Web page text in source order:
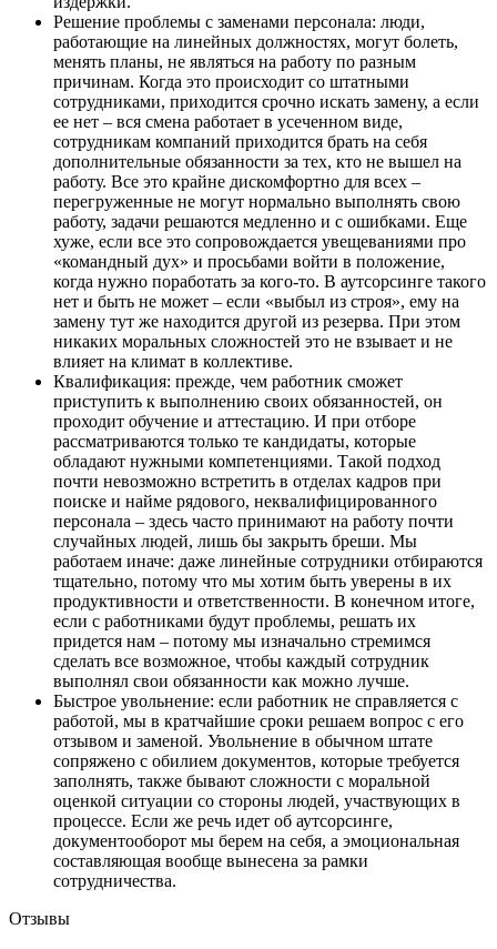
Решение проблемы с заменами персонала: люди,
работающие на линейных должностях, могут болеть,
менять планы, не являться на работу по разным
причинам. Когда это происходит со штатными
сотрудниками, приходится срочно искать замену, а если
ее нет – вся смена работает в усеченном виде,
сотрудникам компаний приходится брать на себя
дополнительные обязанности за тех, кто не вышел на
работу. Все это крайне дискомфортно для всех –
перегруженные не могут нормально выполнять свою
работу, задачи решаются медленно и с ошибками. Еще
хуже, если все это сопровождается увещеваниями про
«командный дух» и просьбами войти в положение,
когда нужно поработать за кого-то. В аутсорсинге такого
нет и быть не может – если «выбыл из строя», ему на
замену тут же находится другой из резерва. При этом
никаких моральных сложностей это не взывает и не
влияет на климат в коллективе.
Квалификация: прежде, чем работник сможет
приступить к выполнению своих обязанностей, он
проходит обучение и аттестацию. И при отборе
рассматриваются только те кандидаты, которые
обладают нужными компетенциями. Такой подход
почти невозможно встретить в отделах кадров при
поиске и найме рядового, неквалифицированного
персонала – здесь часто принимают на работу почти
случайных людей, лишь бы закрыть бреши. Мы
работаем иначе: даже линейные сотрудники отбираются
тщательно, потому что мы хотим быть уверены в их
продуктивности и ответственности. В конечном итоге,
если с работниками будут проблемы, решать их
придется нам – потому мы изначально стремимся
сделать все возможное, чтобы каждый сотрудник
выполнял свои обязанности как можно лучше.
Быстрое увольнение: если работник не справляется с
работой, мы в кратчайшие сроки решаем вопрос с его
отзывом и заменой. Увольнение в обычном штате
сопряжено с обилием документов, которые требуется
заполнять, также бывают сложности с моральной
оценкой ситуации со стороны людей, участвующих в
процессе. Если же речь идет об аутсорсинге,
документооборот мы берем на себя, а эмоциональная
составляющая вообще вынесена за рамки
сотрудничества.
Отзывы